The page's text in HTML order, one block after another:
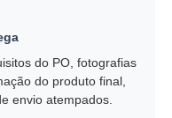
do PO, fotografias
do produto final,
envio atempados.